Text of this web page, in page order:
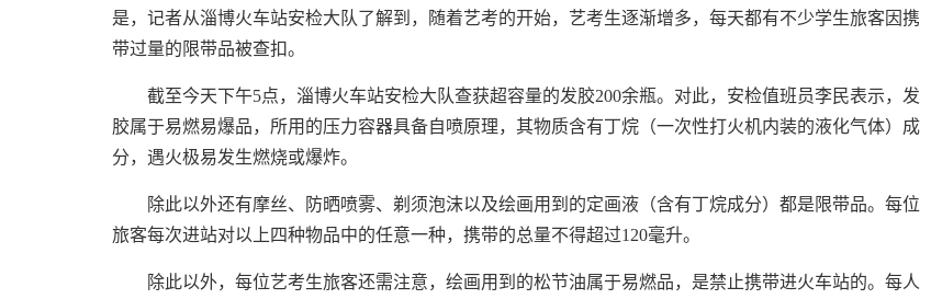
是，记者从淄博火车站安检大队了解到，随着艺考的开始，艺考生逐渐增多，每天都有不少学生旅客因携
带过量的限带品被查扣。
截至今天下午5点，淄博火车站安检大队查获超容量的发胶200余瓶。对此，安检值班员李民表示，发
胶属于易燃易爆品，所用的压力容器具备自喷原理，其物质含有丁烷（一次性打火机内装的液化气体）成
分，遇火极易发生燃烧或爆炸。
除此以外还有摩丝、防晒喷雾、剃须泡沫以及绘画用到的定画液（含有丁烷成分）都是限带品。每位
旅客每次进站对以上四种物品中的任意一种，携带的总量不得超过120毫升。
除此以外，每位艺考生旅客还需注意，绘画用到的松节油属于易燃品，是禁止携带进火车站的。每人